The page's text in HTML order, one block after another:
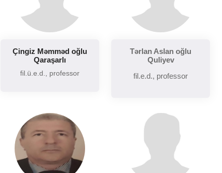
Çingiz Məmməd oğlu
Qaraşarlı
fil.ü.e.d., professor
Tərlan Aslan oğlu
Quliyev
fil.e.d., professor